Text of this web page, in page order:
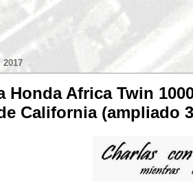
2017
Honda Africa Twin
California (ampliado